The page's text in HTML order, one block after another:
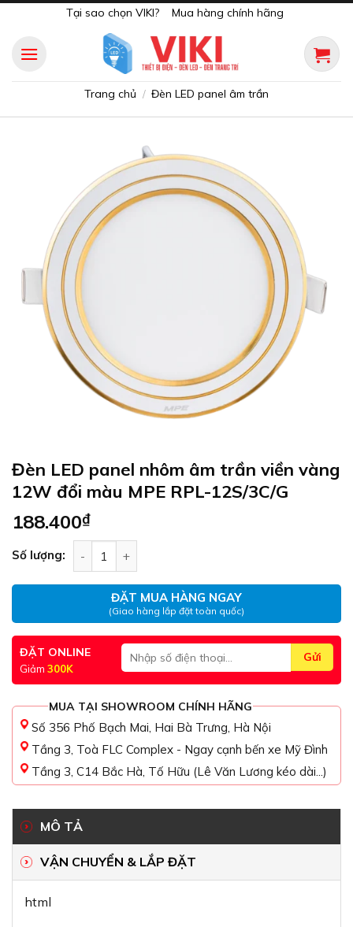
content
Tại sao chọn VIKI? Mua hàng chính hãng
Trang chủ / Đèn LED panel âm trần
Đèn LED panel nhôm âm trần viền vàng
12W đổi màu MPE RPL-12S/3C/G
188.400₫
Số lượng:
ĐẶT MUA HÀNG NGAY
(Giao hàng lắp đặt toàn quốc)
ĐẶT ONLINE
Giảm 300K
MUA TẠI SHOWROOM CHÍNH HÃNG
Số 356 Phố Bạch Mai, Hai Bà Trưng, Hà Nội
Tầng 3, Toà FLC Complex - Ngay cạnh bến xe Mỹ Đình
Tầng 3, C14 Bắc Hà, Tố Hữu (Lê Văn Lương kéo dài...)
MÔ TẢ
VẬN CHUYỂN & LẮP ĐẶT
html